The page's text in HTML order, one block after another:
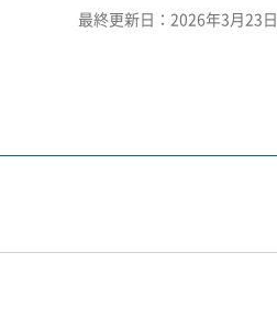
最終更新日：2026年3月23日